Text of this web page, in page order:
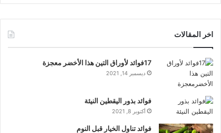
اخر المقالات
17فوائد لأوراق التين هذا الأخضر معجزة
ديسمبر 14, 2021
فوائد بذور اليقطين النيئة
أكتوبر 8, 2021
فوائد تناول الخيار قبل النوم